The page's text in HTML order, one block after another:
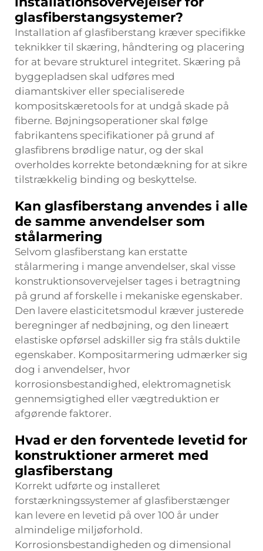
glasfiberstangsystemer?
Installation af glasfiberstang kræver specifikke
teknikker til skæring, håndtering og placering
for at bevare strukturel integritet. Skæring på
byggepladsen skal udføres med
diamantskiver eller specialiserede
kompositskæretools for at undgå skade på
fiberne. Bøjningsoperationer skal følge
fabrikantens specifikationer på grund af
glasfibrens brødlige natur, og der skal
overholdes korrekte betondækning for at sikre
tilstrækkelig binding og beskyttelse.
Kan glasfiberstang anvendes i alle
de samme anvendelser som
stålarmering
Selvom glasfiberstang kan erstatte
stålarmering i mange anvendelser, skal visse
konstruktionsovervejelser tages i betragtning
på grund af forskelle i mekaniske egenskaber.
Den lavere elasticitetsmodul kræver justerede
beregninger af nedbøjning, og den lineært
elastiske opførsel adskiller sig fra ståls duktile
egenskaber. Kompositarmering udmærker sig
dog i anvendelser, hvor
korrosionsbestandighed, elektromagnetisk
gennemsigtighed eller vægtreduktion er
afgørende faktorer.
Hvad er den forventede levetid for
konstruktioner armeret med
glasfiberstang
Korrekt udførte og installeret
forstærkningssystemer af glasfiberstænger
kan levere en levetid på over 100 år under
almindelige miljøforhold.
Korrosionsbestandigheden og dimensional